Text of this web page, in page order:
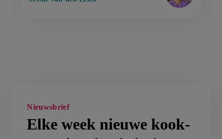
Elke week nieuwe kook-
en eetinspiratie in je